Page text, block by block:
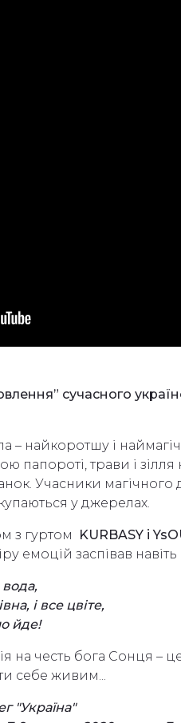
сучасного
– найкоротшу і
папороті, трави і
Учасники
у джерелах.
з гуртом KURBASY і
емоцій заспівав
і все цвіте,
йде!
на честь бога Сонця –
себе живим...
"Україна"